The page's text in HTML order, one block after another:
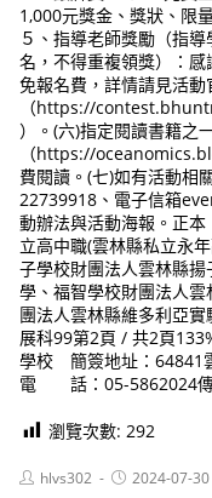
1,000元獎金、獎狀、限
５、指導老師獎勵（指
名，不得重複領獎）：感
免報名費，詳情請見活動
（https://
）。(六)指定閱讀書籍之
（https://
費閱讀。(七)如有活動相
22739918、電子信箱
動辦法與活動海報。正
立高中職(雲林縣私立永
子學校財團法人雲林縣
學、福智學校財團法人
團法人雲林縣維多利亞
展科99第2頁 / 共2頁
學校 簡簽地址：64841
電 話：05-5862024
瀏覽次數: 292
Posthlvs302
Post2024-07-30